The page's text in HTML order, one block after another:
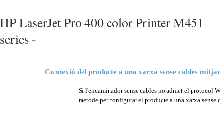
HP LaserJet Pro 400 color Printer M451
series -
Connexió del producte a una xarxa sense cables
Si l'encaminador sense cables no admet el protocol
mètode per configurar el producte a una xarxa sense